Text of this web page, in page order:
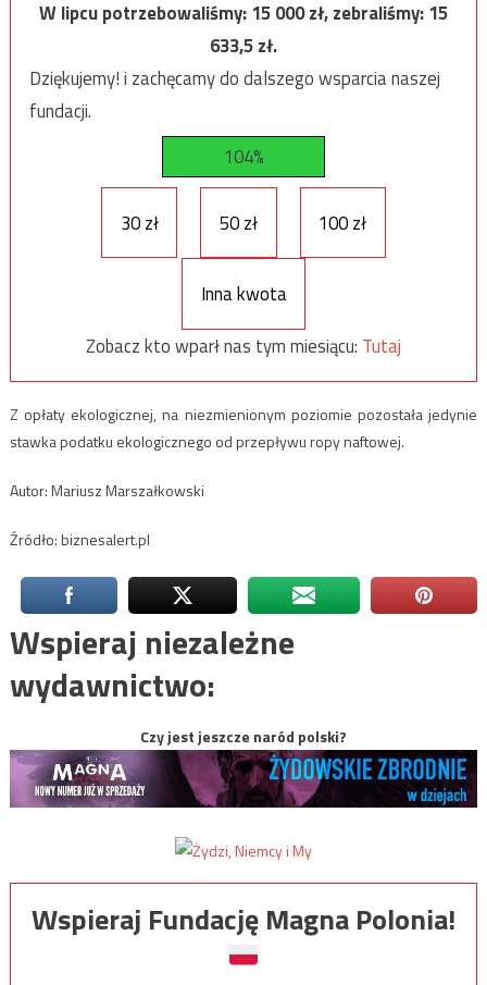
W lipcu potrzebowaliśmy:15 000zł, zebraliśmy:15
633,5zł.
Dziękujemy! i zachęcamy do dalszego wsparcia naszej
fundacji.
104%
30 zł 50 zł 100 zł
Inna kwota
Zobacz kto wparł nas tym miesiącu: Tutaj
Z opłaty ekologicznej, na niezmienionym poziomie pozostała jedynie
stawka podatku ekologicznego od przepływu ropy naftowej.
Autor: Mariusz Marszałkowski
Źródło: biznesalert.pl
Wspieraj niezależne
wydawnictwo:
Czy jest jeszcze naród polski?
Wspieraj Fundację Magna Polonia!